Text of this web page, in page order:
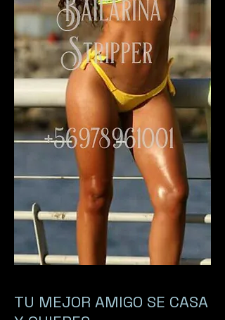
TU MEJOR AMIGO SE CASA